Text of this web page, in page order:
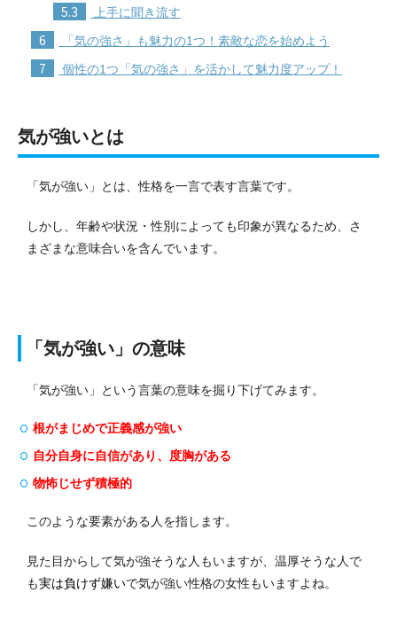
5.3 上手に聞き流す
6 「気の強さ」も魅力の1つ！素敵な恋を始めよう
7 個性の1つ「気の強さ」を活かして魅力度アップ！
気が強いとは
「気が強い」とは、性格を一言で表す言葉です。
しかし、年齢や状況・性別によっても印象が異なるため、さ
まざまな意味合いを含んでいます。
「気が強い」の意味
「気が強い」という言葉の意味を掘り下げてみます。
根がまじめで正義感が強い
自分自身に自信があり、度胸がある
物怖じせず積極的
このような要素がある人を指します。
見た目からして気が強そうな人もいますが、温厚そうな人で
も実は負けず嫌いで気が強い性格の女性もいますよね。